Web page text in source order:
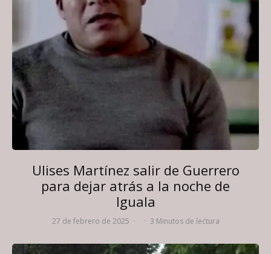
Ulises Martínez salir de Guerrero
para dejar atrás a la noche de
Iguala
27 de febrero de 2025 · · 3 Minutos de lectura